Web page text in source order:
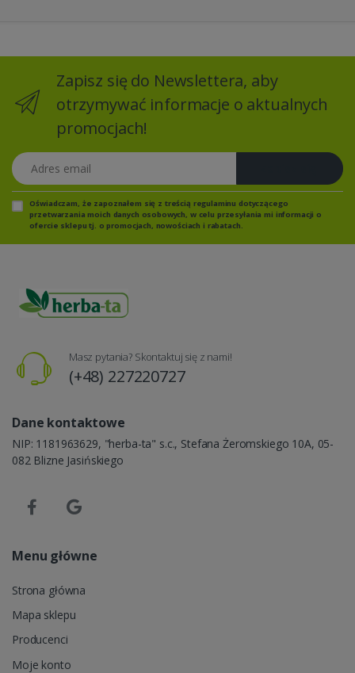
Zapisz się do Newslettera, aby
otrzymywać informacje o aktualnych
promocjach!
Adres email
Oświadczam, że zapoznałem się z treścią regulaminu dotyczącego
przetwarzania moich danych osobowych, w celu przesyłania mi informacji o
ofercie sklepu tj. o promocjach, nowościach i rabatach.
Masz pytania? Skontaktuj się z nami!
(+48) 227220727
Dane kontaktowe
NIP: 1181963629, "herba-ta" s.c., Stefana Żeromskiego 10A, 05-
082 Blizne Jasińskiego
Menu główne
Strona główna
Mapa sklepu
Producenci
Moje konto